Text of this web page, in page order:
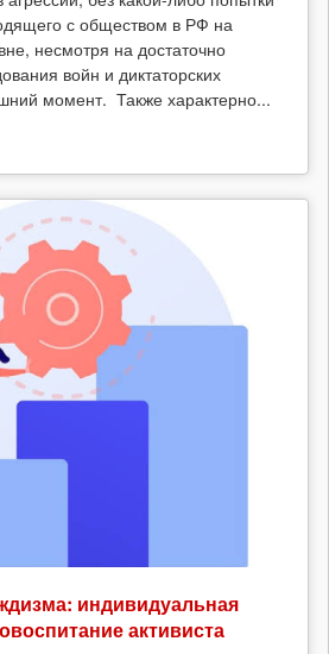
с обществом в РФ на
несмотря на достаточно
войн и диктаторских
момент. Также характерно...
индивидуальная
активиста